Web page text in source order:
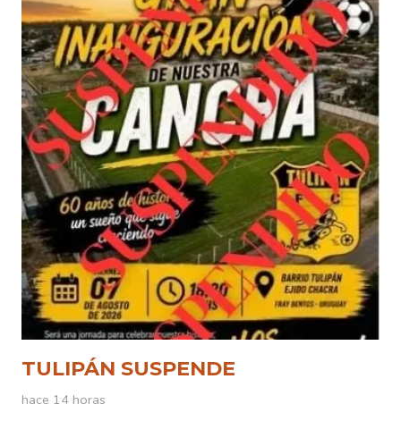
TULIPÁN SUSPENDE
hace 14 horas